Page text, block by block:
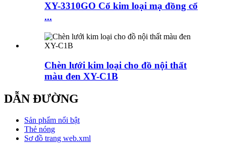
XY-3310GO Cổ kim loại mạ đồng cổ
...
Chèn lưới kim loại cho đồ nội thất
màu đen XY-C1B
DẪN ĐƯỜNG
Sản phẩm nổi bật
Thẻ nóng
Sơ đồ trang web.xml